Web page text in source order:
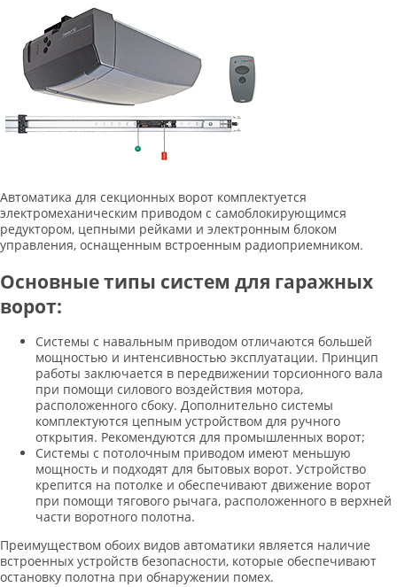
Автоматика для секционных ворот комплектуется
электромеханическим приводом с самоблокирующимся
редуктором, цепными рейками и электронным блоком
управления, оснащенным встроенным радиоприемником.
Основные типы систем для гаражных
ворот:
Системы с навальным приводом отличаются большей
мощностью и интенсивностью эксплуатации. Принцип
работы заключается в передвижении торсионного вала
при помощи силового воздействия мотора,
расположенного сбоку. Дополнительно системы
комплектуются цепным устройством для ручного
открытия. Рекомендуются для промышленных ворот;
Системы с потолочным приводом имеют меньшую
мощность и подходят для бытовых ворот. Устройство
крепится на потолке и обеспечивают движение ворот
при помощи тягового рычага, расположенного в верхней
части воротного полотна.
Преимуществом обоих видов автоматики является наличие
встроенных устройств безопасности, которые обеспечивают
остановку полотна при обнаружении помех.